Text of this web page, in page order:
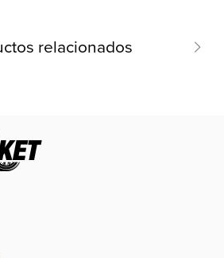
relacionados